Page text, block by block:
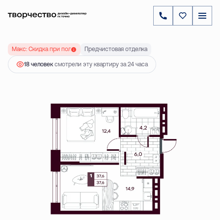
1-комнатная37.6 м
5 640 000 ₽
Макс: Скидка при полной оплате до 20 %
Предчистовая отделка
18 человек смотрели эту квартиру за 24 часа